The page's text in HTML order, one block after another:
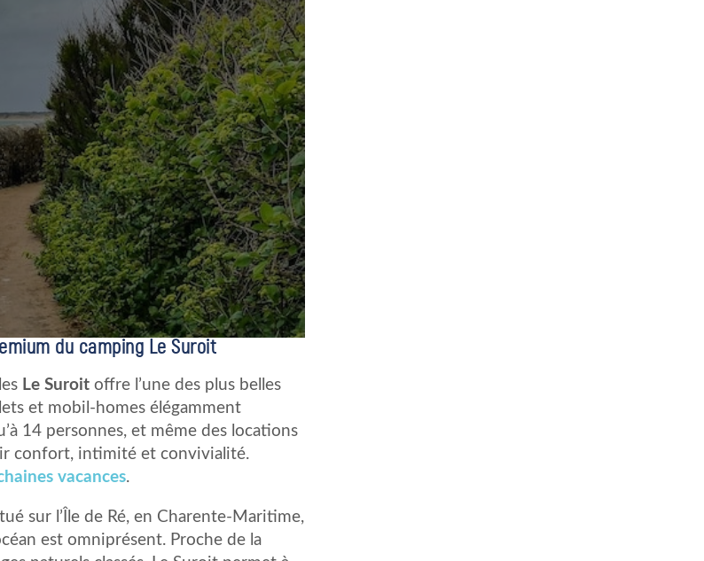
du camping Le Suroit
Le Suroit offre l’une des plus belles
et mobil-homes élégamment
14 personnes, et même des locations
confort, intimité et convivialité.
vacances.
sur l’Île de Ré, en Charente-Maritime,
est omniprésent. Proche de la